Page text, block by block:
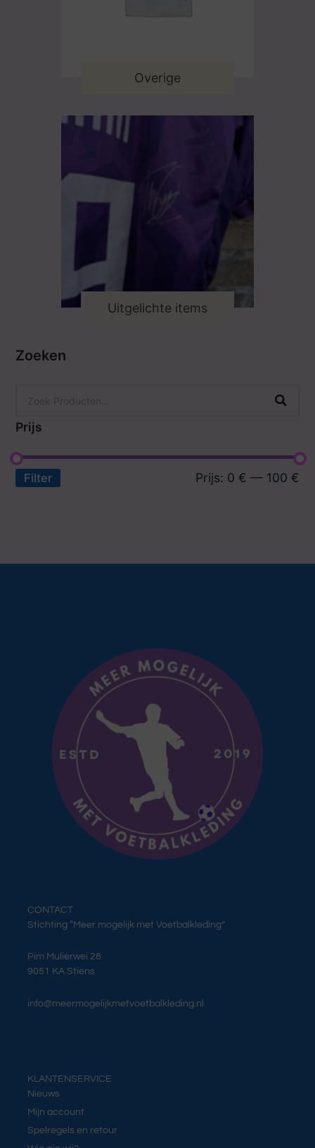
Overige
Uitgelichte items
Zoeken
Prijs
Filter Prijs: 0 € — 100 €
CONTACT
Stichting “Meer mogelijk met Voetbalkleding”
Pim Mulierwei 28
9051 KA Stiens
info@meermogelijkmetvoetbalkleding.nl
KLANTENSERVICE
Nieuws
Mijn account
Spelregels en retour